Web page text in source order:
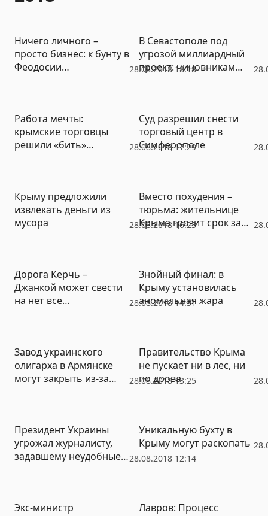
28.08.2018 18:18
Ничего личного –
просто бизнес: к бунту в
Феодосии
В Севастополе под
угрозой миллиардный
проект: чиновникам
28.08.2018 17:29
Работа мечты:
крымские торговцы
решили «бить»
Суд разрешил снести
торговый центр в
Симферополе
28.08.2018 16:23
Крыму предложили
извлекать деньги из
мусора
Вместо похудения –
тюрьма: жительнице
Крыма грозит срок за
28.08.2018 14:31
Дорога Керчь –
Джанкой может свести
на нет все
Знойный финал: в
Крыму установилась
аномальная жара
28.08.2018 13:25
Завод украинского
олигарха в Армянске
могут закрыть из-за
Правительство Крыма
не пускает ни в лес, ни
по дрова
28.08.2018 12:14
Президент Украины
угрожал журналисту,
задавшему неудобные
Уникальную бухту в
Крыму могут раскопать
Экс-министр
Лавров: Процесс